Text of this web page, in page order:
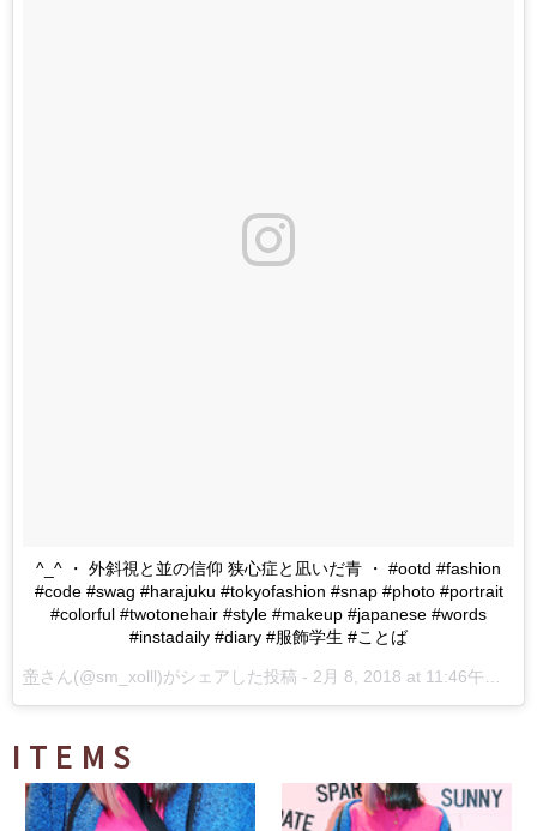
^_^ ・ 外斜視と並の信仰 狭心症と凪いだ青 ・ #ootd #fashion
#code #swag #harajuku #tokyofashion #snap #photo #portrait
#colorful #twotonehair #style #makeup #japanese #words
#instadaily #diary #服飾学生 #ことば
帝さん(@sm_xolll)がシェアした投稿 - 2月 8, 2018 at 11:46午後 PST
ITEMS